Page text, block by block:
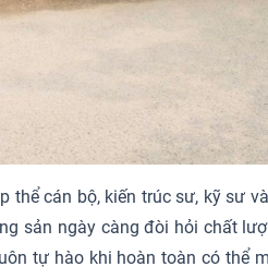
cán bộ, kiến trúc sư, kỹ sư
sản ngày càng đòi hỏi chất
tự hào khi hoàn toàn có thể